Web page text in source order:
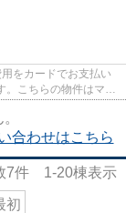
をカードでお支払い
。こちらの物件はマン
合わせはこちら
7件 1-20棟表示
初